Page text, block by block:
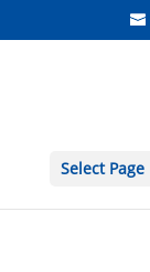
Select Page